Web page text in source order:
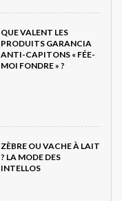
QUE VALENT LES
PRODUITS GARANCIA
ANTI-CAPITONS « FÉE-
MOI FONDRE » ?
ZÈBRE OU VACHE À LAIT
? LA MODE DES
INTELLOS